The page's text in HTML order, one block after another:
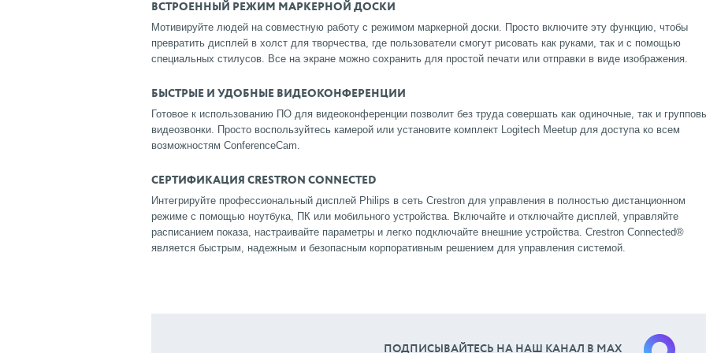
ВСТРОЕННЫЙ РЕЖИМ МАРКЕРНОЙ ДОСКИ
Мотивируйте людей на совместную работу с режимом маркерной доски. Просто включите эту функцию, чтобы
превратить дисплей в холст для творчества, где пользователи смогут рисовать как руками, так и с помощью
специальных стилусов. Все на экране можно сохранить для простой печати или отправки в виде изображения.
БЫСТРЫЕ И УДОБНЫЕ ВИДЕОКОНФЕРЕНЦИИ
Готовое к использованию ПО для видеоконференции позволит без труда совершать как одиночные, так и
видеозвонки. Просто воспользуйтесь камерой или установите комплект Logitech Meetup для доступа ко всем
возможностям ConferenceCam.
СЕРТИФИКАЦИЯ CRESTRON CONNECTED
Интегрируйте профессиональный дисплей Philips в сеть Crestron для управления в полностью дистанционном
режиме с помощью ноутбука, ПК или мобильного устройства. Включайте и отключайте дисплей, управляйте
расписанием показа, настраивайте параметры и легко подключайте внешние устройства. Crestron Connected®
является быстрым, надежным и безопасным корпоративным решением для управления системой.
ПОДПИСЫВАЙТЕСЬ НА НАШ КАНАЛ В МАХ